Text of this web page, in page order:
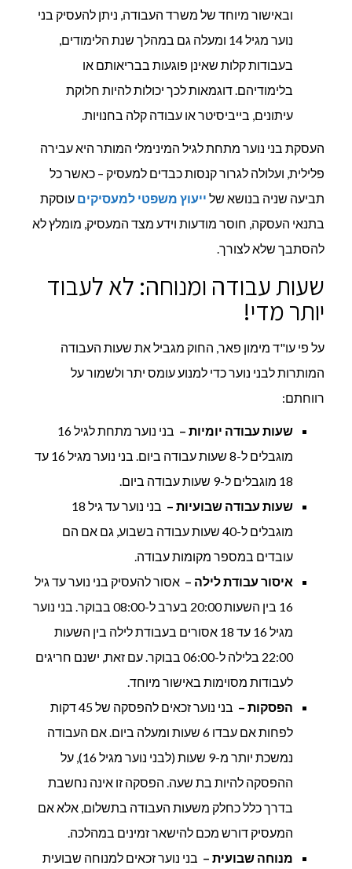
ובאישור מיוחד של משרד העבודה, ניתן להעסיק בני
נוער מגיל 14 ומעלה גם במהלך שנת הלימודים,
בעבודות קלות שאינן פוגעות בבריאותם או
בלימודיהם. דוגמאות לכך יכולות להיות חלוקת
עיתונים, בייביסיטר או עבודה קלה בחנויות.
העסקת בני נוער מתחת לגיל המינימלי המותר היא עבירה
פלילית, ועלולה לגרור קנסות כבדים למעסיק – כאשר כל
תביעה שניה בנושא של ייעוץ משפטי למעסיקים עוסקת
בתנאי העסקה, חוסר מודעות וידע מצד המעסיק, מומלץ לא
להסתבך שלא לצורך.
שעות עבודה ומנוחה: לא לעבוד
יותר מדי!
על פי עו"ד מימון פאר, החוק מגביל את שעות העבודה
המותרות לבני נוער כדי למנוע עומס יתר ולשמור על
רווחתם:
שעות עבודה יומיות –
בני נוער מתחת לגיל 16
מוגבלים ל-8 שעות עבודה ביום. בני נוער מגיל 16 עד
18 מוגבלים ל-9 שעות עבודה ביום.
שעות עבודה שבועיות –
בני נוער עד גיל 18
מוגבלים ל-40 שעות עבודה בשבוע, גם אם הם
עובדים במספר מקומות עבודה.
איסור עבודת לילה – אסור להעסיק בני נוער עד גיל
16 בין השעות 20:00 בערב ל-08:00 בבוקר. בני נוער
מגיל 16 עד 18 אסורים בעבודת לילה בין השעות
22:00 בלילה ל-06:00 בבוקר. עם זאת, ישנם חריגים
לעבודות מסוימות באישור מיוחד.
הפסקות –
בני נוער זכאים להפסקה של 45 דקות
לפחות אם עבדו 6 שעות ומעלה ביום. אם העבודה
נמשכת יותר מ-9 שעות (לבני נוער מגיל 16), על
ההפסקה להיות בת שעה. הפסקה זו אינה נחשבת
בדרך כלל כחלק משעות העבודה בתשלום, אלא אם
המעסיק דורש מכם להישאר זמינים במהלכה.
מנוחה שבועית – בני נוער זכאים למנוחה שבועית